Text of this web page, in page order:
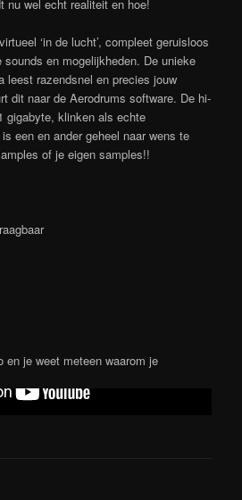
nu wel echt realiteit en hoe!
‘in de lucht’, compleet geruisloos
en mogelijkheden. De unieke
leest razendsnel en precies jouw
dit naar de Aerodrums software. De hi-
gigabyte, klinken als echte
een en ander geheel naar wens te
of je eigen samples!!
en je weet meteen waarom je